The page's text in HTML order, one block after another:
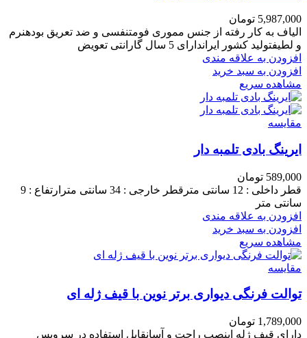
5,987,000 تومان
الیاف به کار رفته از جنس مموری فومتنفسی و ضد تعریق بودهنرم
و لطیفتولید کشور ایراندارای 5 سال گارانتی تعویض
افزودن به علاقه مندی
افزودن به سبد خرید
مشاهده سریع
مقایسه
ایرینگ بادی تلمبه دار
589,000 تومان
قطر داخلی : 12 سانتی مترقطر خارجی : 34 سانتی مترارتفاع : 9
سانتی متر
افزودن به علاقه مندی
افزودن به سبد خرید
مشاهده سریع
مقایسه
توالت فرنگی دیواری برتر نوین با قیف ژله ای
1,789,000 تومان
دارای قیف ژله اینصب راحت و آسانقابل استفاده در سرویس